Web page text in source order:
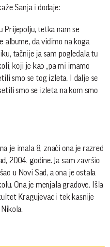
Sanja i dodaje:
Prijepolju, tetka nam se
albume, da vidimo na koga
tačnije ja sam pogledala tu
koji je kao „pa mi imamo
smo se tog izleta. I dalje se
smo se izleta na kom smo
je imala 8, znači ona je razred
2004. godine. Ja sam završio
u Novi Sad, a ona je ostala
Ona je menjala gradove. Išla
Kragujevac i tek kasnije